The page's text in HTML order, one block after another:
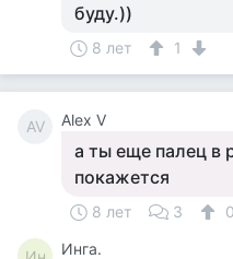
буду.))
8 лет 1
AV Alex V
а ты еще палец в
покажется
8 лет 3 0
Инга.